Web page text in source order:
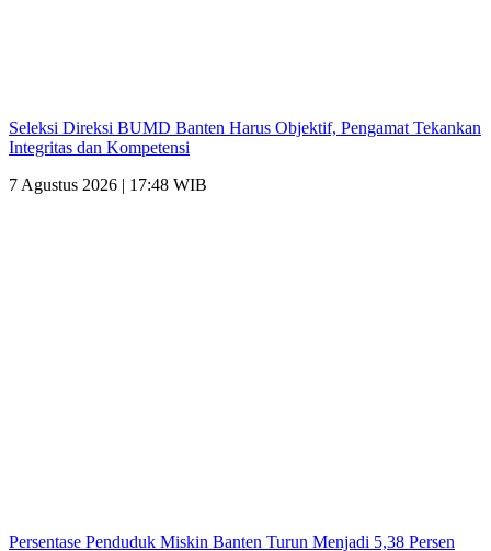
Seleksi Direksi BUMD Banten Harus Objektif, Pengamat Tekankan
Integritas dan Kompetensi
7 Agustus 2026 | 17:48 WIB
Persentase Penduduk Miskin Banten Turun Menjadi 5,38 Persen